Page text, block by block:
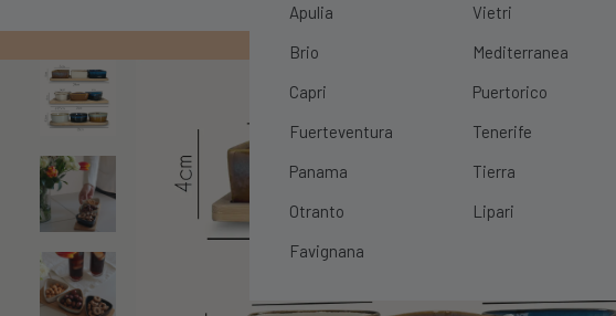
Apulia
Brio
Capri
Fuerteventura
Panama
Otranto
Favignana
Vietri
Mediterranea
Puertorico
Tenerife
Tierra
Lipari
PRIMO ORDINE?10% DI SCONTO